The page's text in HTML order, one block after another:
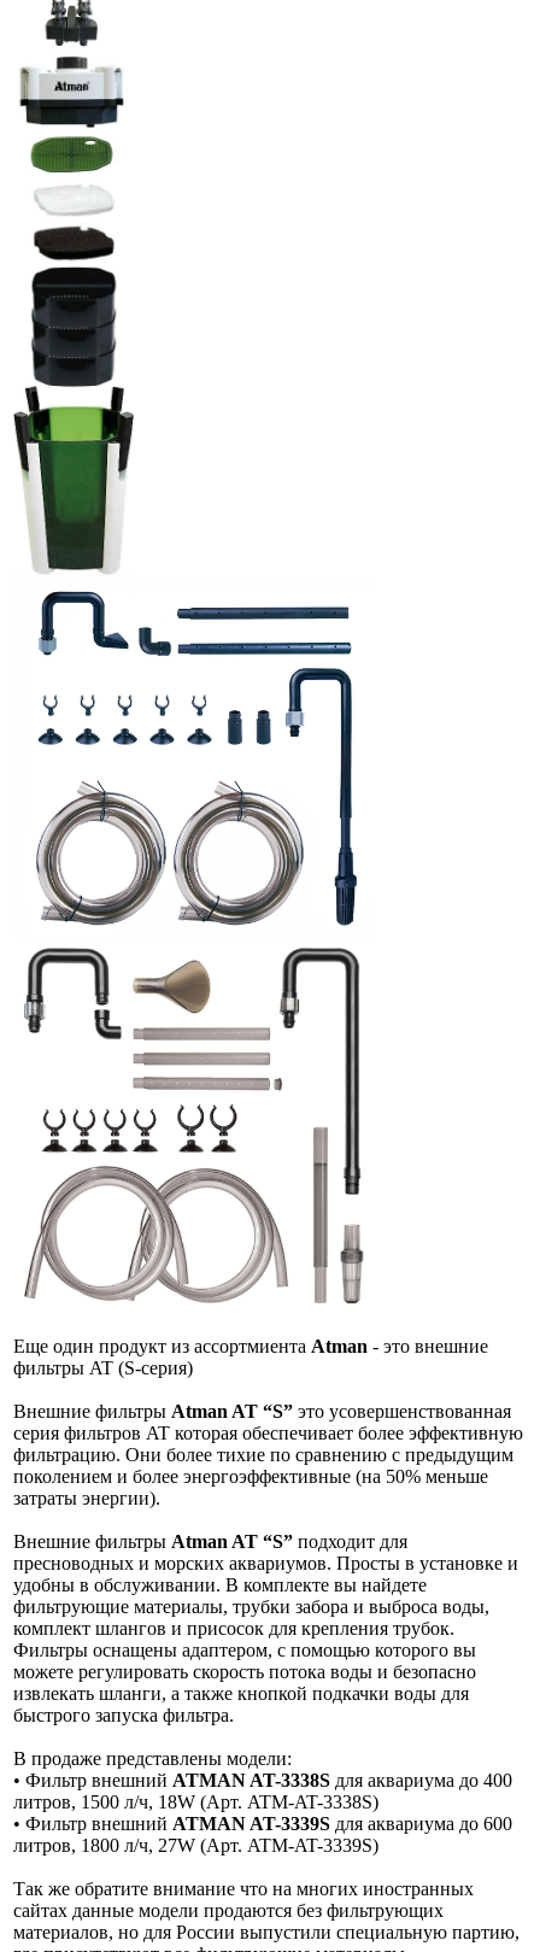
Еще один продукт из ассортмиента Atman - это внешние
фильтры AT (S-серия)
Внешние фильтры Atman AT “S” это усовершенствованная
серия фильтров AT которая обеспечивает более эффективную
фильтрацию. Они более тихие по сравнению с предыдущим
поколением и более энергоэффективные (на 50% меньше
затраты энергии).
Внешние фильтры Atman AT “S” подходит для
пресноводных и морских аквариумов. Просты в установке и
удобны в обслуживании. В комплекте вы найдете
фильтрующие материалы, трубки забора и выброса воды,
комплект шлангов и присосок для крепления трубок.
Фильтры оснащены адаптером, с помощью которого вы
можете регулировать скорость потока воды и безопасно
извлекать шланги, а также кнопкой подкачки воды для
быстрого запуска фильтра.
В продаже представлены модели:
• Фильтр внешний ATMAN AT-3338S для аквариума до 400
литров, 1500 л/ч, 18W (Арт. ATM-AT-3338S)
• Фильтр внешний ATMAN AT-3339S для аквариума до 600
литров, 1800 л/ч, 27W (Арт. ATM-AT-3339S)
Так же обратите внимание что на многих иностранных
сайтах данные модели продаются без фильтрующих
материалов, но для России выпустили специальную партию,